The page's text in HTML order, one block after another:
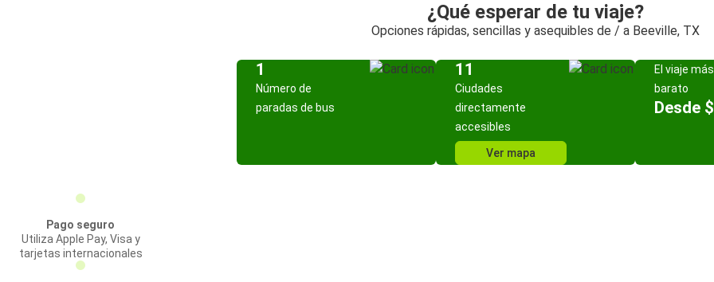
¿Qué esperar de tu viaje?
Opciones rápidas, sencillas y asequibles de / a Beeville, TX
1
Número de
paradas de bus
11
Ciudades
directamente
accesibles
Ver mapa
El viaje más
barato
Desde
Pago seguro
Utiliza Apple Pay, Visa y
tarjetas internacionales